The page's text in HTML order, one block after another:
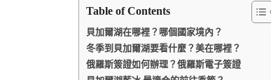
Table of Contents
貝加爾湖在哪裡？哪個國家境內？
冬季到貝加爾湖要看什麼？美在哪裡？
俄羅斯簽證如何辦理？俄羅斯電子簽證